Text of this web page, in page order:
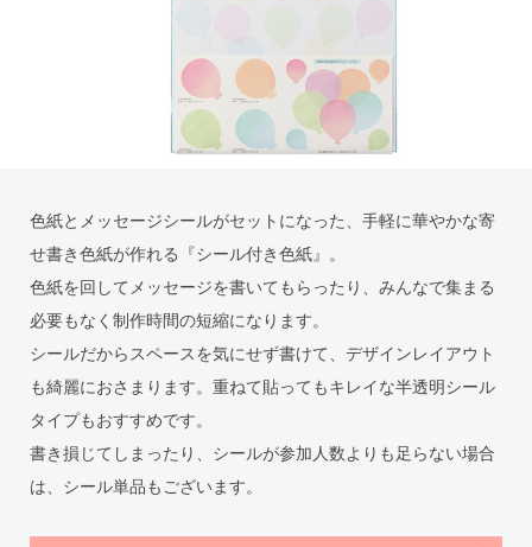
色紙とメッセージシールがセットになった、手軽に華やかな寄
せ書き色紙が作れる『シール付き色紙』。
色紙を回してメッセージを書いてもらったり、みんなで集まる
必要もなく制作時間の短縮になります。
シールだからスペースを気にせず書けて、デザインレイアウト
も綺麗におさまります。重ねて貼ってもキレイな半透明シール
タイプもおすすめです。
書き損じてしまったり、シールが参加人数よりも足らない場合
は、シール単品もございます。